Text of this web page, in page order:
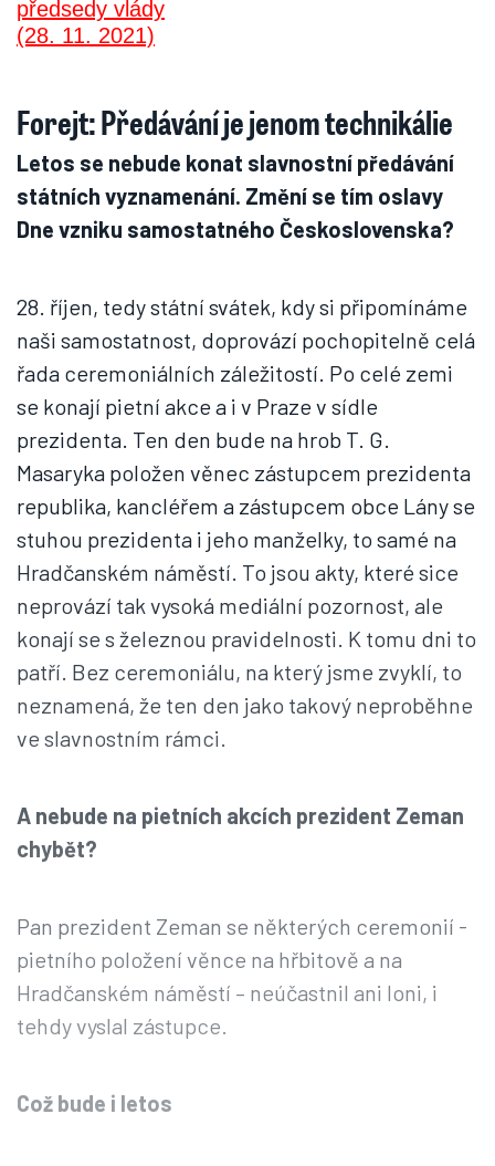
Forejt: Předávání je jenom technikálie
Letos se nebude konat slavnostní předávání
státních vyznamenání. Změní se tím oslavy
Dne vzniku samostatného Československa?
28. říjen, tedy státní svátek, kdy si připomínáme
naši samostatnost, doprovází pochopitelně celá
řada ceremoniálních záležitostí. Po celé zemi
se konají pietní akce a i v Praze v sídle
prezidenta. Ten den bude na hrob T. G.
Masaryka položen věnec zástupcem prezidenta
republika, kancléřem a zástupcem obce Lány se
stuhou prezidenta i jeho manželky, to samé na
Hradčanském náměstí. To jsou akty, které sice
neprovází tak vysoká mediální pozornost, ale
konají se s železnou pravidelnosti. K tomu dni to
patří. Bez ceremoniálu, na který jsme zvyklí, to
neznamená, že ten den jako takový neproběhne
ve slavnostním rámci.
A nebude na pietních akcích prezident Zeman
chybět?
Pan prezident Zeman se některých ceremonií -
pietního položení věnce na hřbitově a na
Hradčanském náměstí – neúčastnil ani loni, i
tehdy vyslal zástupce.
Což bude i letos